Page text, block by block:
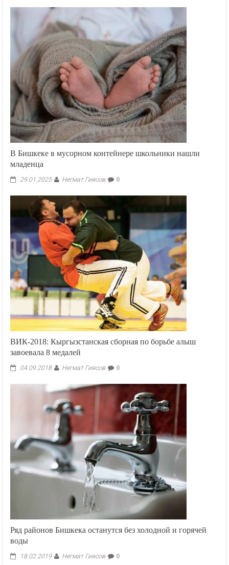
В Бишкеке в мусорном контейнере школьники нашли
младенца
29.01.2025 Негмат Гиясов 0
ВИК-2018: Кыргызстанская сборная по борьбе алыш
завоевала 8 медалей
04.09.2018 Негмат Гиясов 0
Ряд районов Бишкека останутся без холодной и горячей
воды
18.02.2019 Негмат Гиясов 0